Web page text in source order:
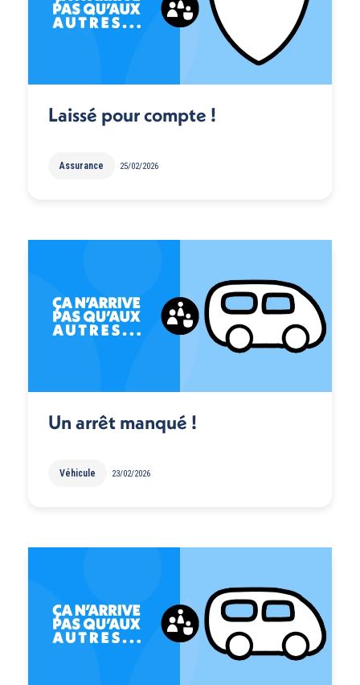
Laissé pour compte !
Assurance 25/02/2026
Un arrêt manqué !
Véhicule 23/02/2026